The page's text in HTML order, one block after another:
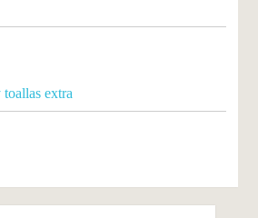
toallas extra